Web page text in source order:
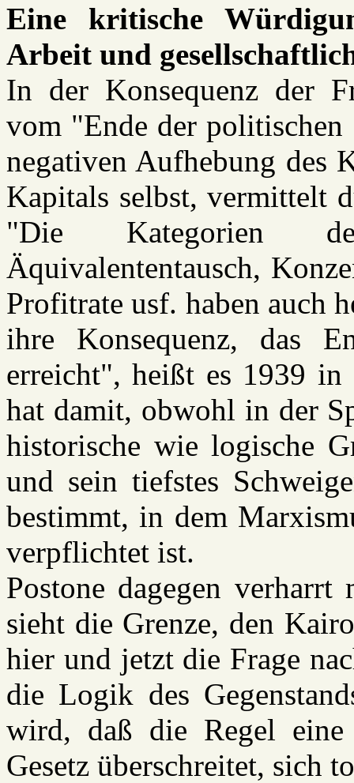
Eine kritische
Arbeit und
In der Konsequenz der
vom "Ende der
negativen Aufhebung des
Kapitals selbst, vermittelt
"Die Kategorien
Äquivalententausch,
Profitrate usf. haben auch
ihre Konsequenz, das
erreicht", heißt es 1939
hat damit, obwohl in der
historische wie logische
und sein tiefstes
bestimmt, in dem
verpflichtet ist.
Postone dagegen
sieht die Grenze, den
hier und jetzt die Frage
die Logik des
wird, daß die Regel eine
Gesetz überschreitet, sich